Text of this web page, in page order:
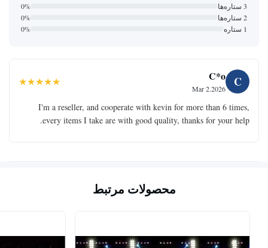
3 ستاره‌ها
0%
2 ستاره‌ها
0%
1 ستاره
0%
C
C*o
Mar 2.2026
★★★★★
I'm a reseller, and cooperate with kevin for more than 6 times,
every items I take are with good quality, thanks for your help.
محصولات مرتبط